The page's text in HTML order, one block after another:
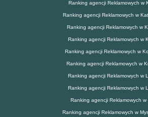
Ranking agencji Reklamowych w
Ranking agencji Reklamowych w
Ranking agencji Reklamowych w
Ranking agencji Reklamowych w
Ranking agencji Reklamowych w
Ranking agencji Reklamowych w
Ranking agencji Reklamowych w
Ranking agencji Reklamowych w
Ranking agencji Reklamowych w
Ranking agencji Reklamowych w